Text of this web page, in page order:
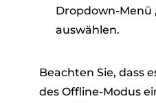
Dropdown-Menü
auswählen.
Beachten Sie, dass
des Offline-Modus